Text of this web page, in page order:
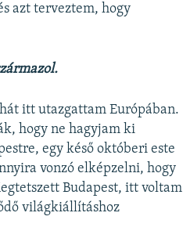
azt terveztem, hogy
itt utazgattam Európában.
hogy ne hagyjam ki
egy késő októberi este
vonzó elképzelni, hogy
Budapest, itt voltam
világkiállításhoz